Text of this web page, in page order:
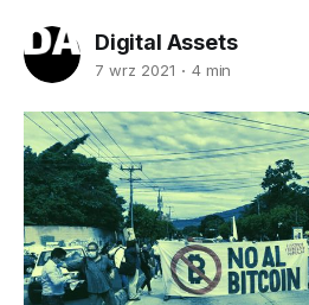
Digital Assets
7 wrz 2021 4 min